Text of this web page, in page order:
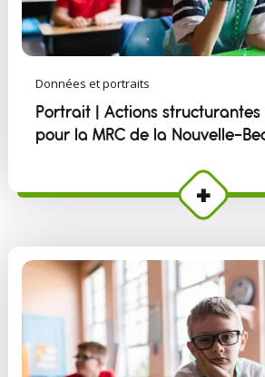
Données et portraits
Portrait | Actions
pour la MRC de la Nouvelle-